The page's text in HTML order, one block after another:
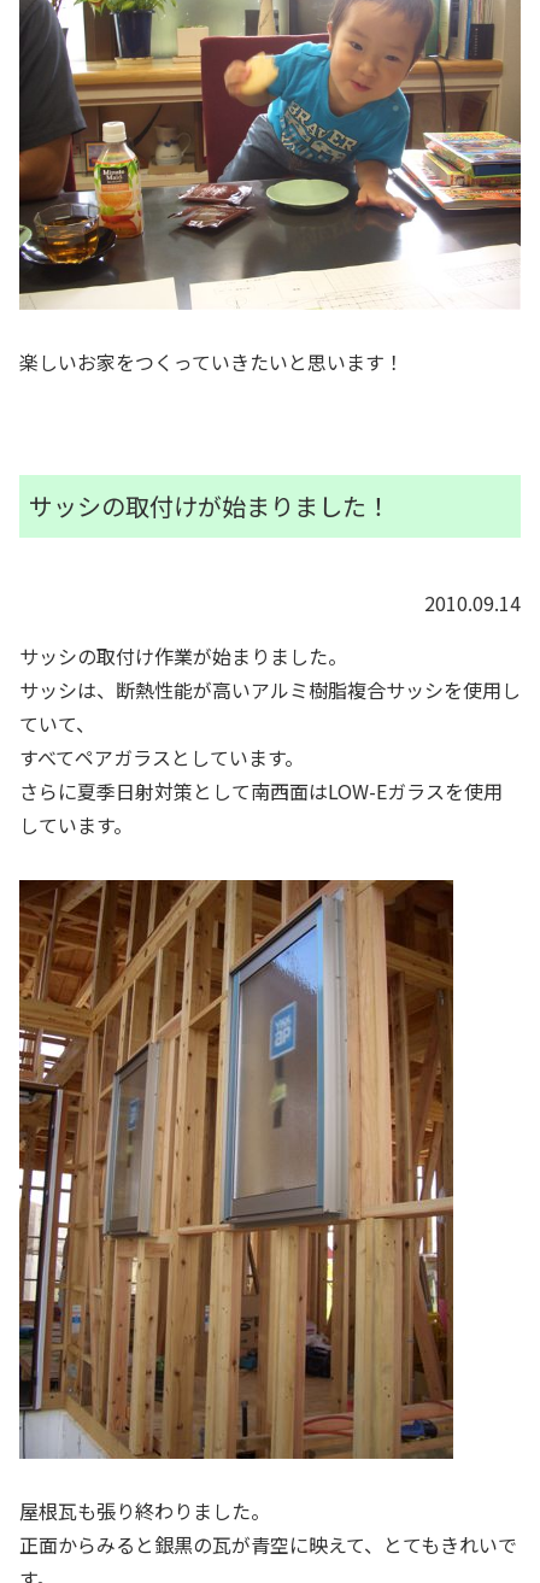
楽しいお家をつくっていきたいと思います！
サッシの取付けが始まりました！
2010.09.14
サッシの取付け作業が始まりました。
サッシは、断熱性能が高いアルミ樹脂複合サッシを使用し
ていて、
すべてペアガラスとしています。
さらに夏季日射対策として南西面はLOW-Eガラスを使用
しています。
屋根瓦も張り終わりました。
正面からみると銀黒の瓦が青空に映えて、とてもきれいで